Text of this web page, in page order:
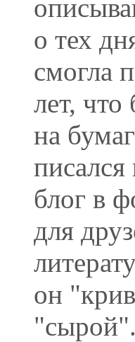
о тех
смогла
лет,
на
блог в
для
он
"сырой".